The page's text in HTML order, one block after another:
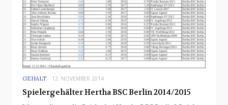
GEHALT 12. NOVEMBER 2014
Spielergehälter Hertha BSC Berlin 2014/2015